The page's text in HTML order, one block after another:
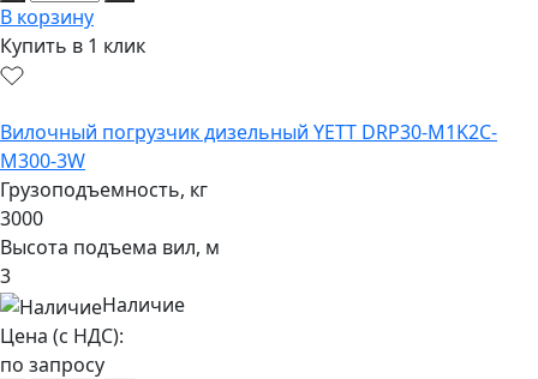
В корзину
Купить в 1 клик
Вилочный погрузчик дизельный YETT DRP30-M1K2C-
M300-3W
Грузоподъемность, кг
3000
Высота подъема вил, м
3
Наличие
Цена (с НДС):
по запросу